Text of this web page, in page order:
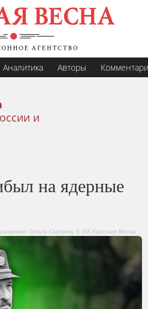
Аналитика Авторы
и
на ядерные
Ольга Скопина © ИА Красная Весна